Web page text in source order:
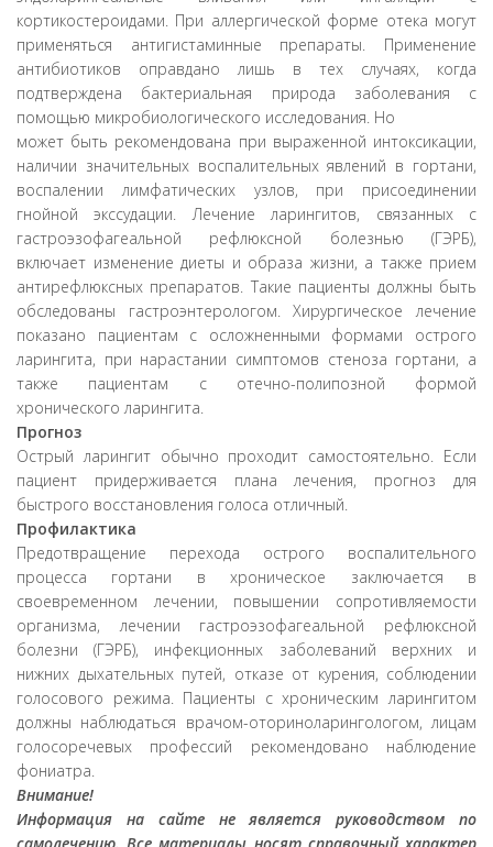
кортикостероидами. При аллергической форме отека могут
применяться антигистаминные препараты. Применение
антибиотиков оправдано лишь в тех случаях, когда
подтверждена бактериальная природа заболевания с
помощью микробиологического исследования. Но
может быть рекомендована при выраженной интоксикации,
наличии значительных воспалительных явлений в гортани,
воспалении лимфатических узлов, при присоединении
гнойной экссудации. Лечение ларингитов, связанных с
гастроэзофагеальной рефлюксной болезнью (ГЭРБ),
включает изменение диеты и образа жизни, а также прием
антирефлюксных препаратов. Такие пациенты должны быть
обследованы гастроэнтерологом. Хирургическое лечение
показано пациентам с осложненными формами острого
ларингита, при нарастании симптомов стеноза гортани, а
также пациентам с отечно-полипозной формой
хронического ларингита.
Прогноз
Острый ларингит обычно проходит самостоятельно. Если
пациент придерживается плана лечения, прогноз для
быстрого восстановления голоса отличный.
Профилактика
Предотвращение перехода острого воспалительного
процесса гортани в хроническое заключается в
своевременном лечении, повышении сопротивляемости
организма, лечении гастроэзофагеальной рефлюксной
болезни (ГЭРБ), инфекционных заболеваний верхних и
нижних дыхательных путей, отказе от курения, соблюдении
голосового режима. Пациенты с хроническим ларингитом
должны наблюдаться врачом-оториноларингологом, лицам
голосоречевых профессий рекомендовано наблюдение
фониатра.
Внимание!
Информация на сайте не является руководством по
самолечению. Все материалы носят справочный характер